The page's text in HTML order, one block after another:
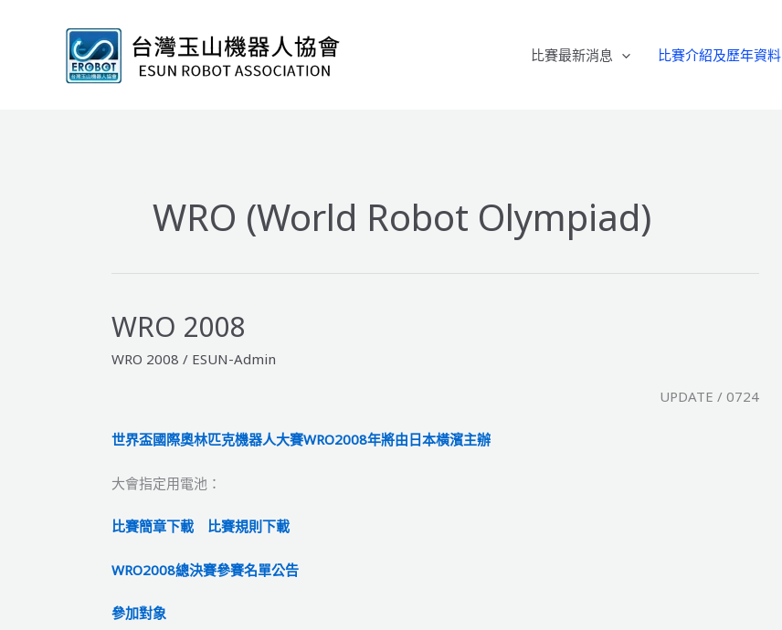
比賽最新消息 比賽介紹及歷年資料
WRO (World Robot Olympiad)
WRO 2008
WRO 2008 / ESUN-Admin
UPDATE / 0724
世界盃國際奧林匹克機器人大賽WRO2008年將由日本橫濱主辦
大會指定用電池：
比賽簡章下載 比賽規則下載
WRO2008總決賽參賽名單公告
參加對象